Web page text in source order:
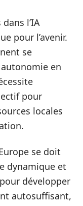
l’IA
pour l’avenir.
se
en
pour
locales
se doit
dynamique et
développer
autosuffisant,